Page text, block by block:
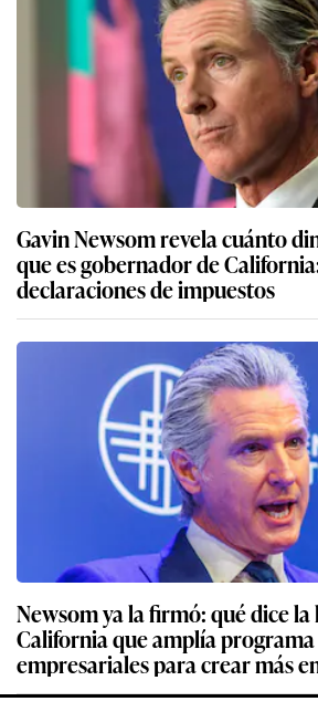
Gavin Newsom revela cuánto
que es gobernador de
declaraciones de impuestos
Newsom ya la firmó: qué dice la
California que amplía
empresariales para crear más